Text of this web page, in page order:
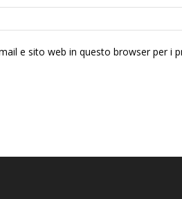
e sito web in questo browser per i